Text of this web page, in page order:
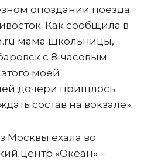
опоздании поезда
Как сообщила в
мама школьницы,
с 8-часовым
моей
дочери пришлось
состав на вокзале».
Москвы ехала во
центр «Океан» –